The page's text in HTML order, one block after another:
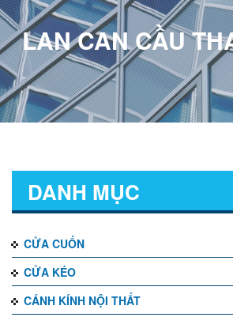
LAN CAN CẦU
DANH MỤC
CỬA CUỐN
CỬA KÉO
CÁNH KÍNH NỘI THẤT